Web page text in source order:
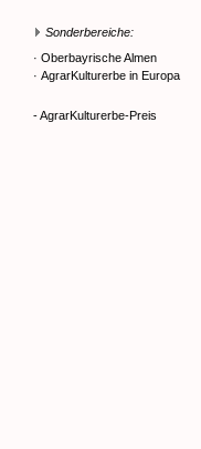
Sonderbereiche:
· Oberbayrische Almen
· AgrarKulturerbe in Europa
- AgrarKulturerbe-Preis